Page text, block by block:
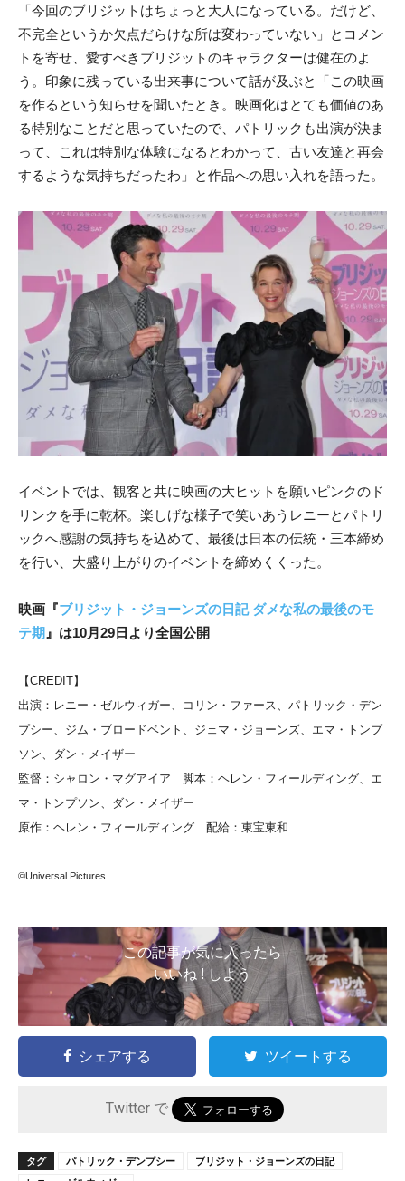
「今回のブリジットはちょっと大人になっている。だけど、
不完全というか欠点だらけな所は変わっていない」とコメン
トを寄せ、愛すべきブリジットのキャラクターは健在のよ
う。印象に残っている出来事について話が及ぶと「この映画
を作るという知らせを聞いたとき。映画化はとても価値のあ
る特別なことだと思っていたので、パトリックも出演が決ま
って、これは特別な体験になるとわかって、古い友達と再会
するような気持ちだったわ」と作品への思い入れを語った。
イベントでは、観客と共に映画の大ヒットを願いピンクのド
リンクを手に乾杯。楽しげな様子で笑いあうレニーとパトリ
ックへ感謝の気持ちを込めて、最後は日本の伝統・三本締め
を行い、大盛り上がりのイベントを締めくくった。
映画『ブリジット・ジョーンズの日記 ダメな私の最後のモ
テ期 』は10月29日より全国公開
【CREDIT】
出演：レニー・ゼルウィガー、コリン・ファース、パトリック・デン
プシー、ジム・ブロードベント、ジェマ・ジョーンズ、エマ・トンプ
ソン、ダン・メイザー
監督：シャロン・マグアイア 脚本：ヘレン・フィールディング、エ
マ・トンプソン、ダン・メイザー
原作：ヘレン・フィールディング 配給：東宝東和
©Universal Pictures.
この記事が気に入ったら
いいね ! しよう
シェアする ツイートする
Twitter で
タグ パトリック・デンプシー
ブリジット・ジョーンズの日記